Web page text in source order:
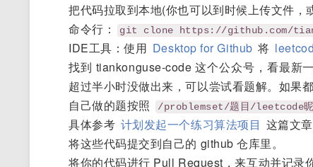
把代码拉取到本地(你也可以到时候上传文件，
命令行：
git clone https://github.com/
IDE工具：使用 Desktop for Github 将
找到 tiankonguse-code 这个公众号，看最新
超过半小时没做出来，可以尝试看题解。如果
自己做的题按照
/problemset/题目/leetcode昵
具体参考 计划发起一个练习算法项目 这篇文章
将这些代码提交到自己的 github 仓库里。
将你的代码进行 Pull Request，来互动并记录